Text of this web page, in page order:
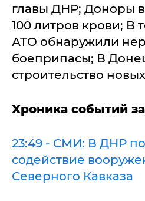
главы ДНР; Доноры
100 литров крови; В
АТО обнаружили
боеприпасы; В
строительство
Хроника событий
23:49 - СМИ: В ДНР
содействие
Северного Кавказа